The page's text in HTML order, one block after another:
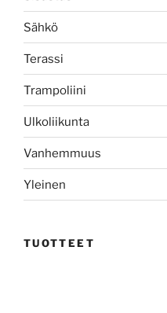
Sähkö
Terassi
Trampoliini
Ulkoliikunta
Vanhemmuus
Yleinen
TUOTTEET